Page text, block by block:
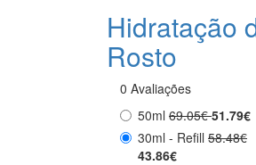
Hidratação
Rosto
0 Avaliações
50ml 69.05€51.79€
30ml - Refill 58.48€
43.86€